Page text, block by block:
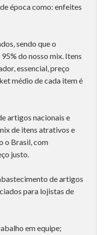
época como: enfeites
sendo que o
do nosso mix. Itens
essencial, preço
médio de cada item é
artigos nacionais e
de itens atrativos e
o Brasil, com
justo.
de artigos
para lojistas de
em equipe;